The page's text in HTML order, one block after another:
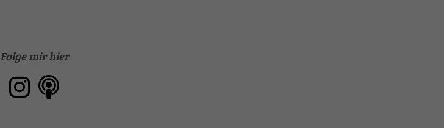
Folge mir hier